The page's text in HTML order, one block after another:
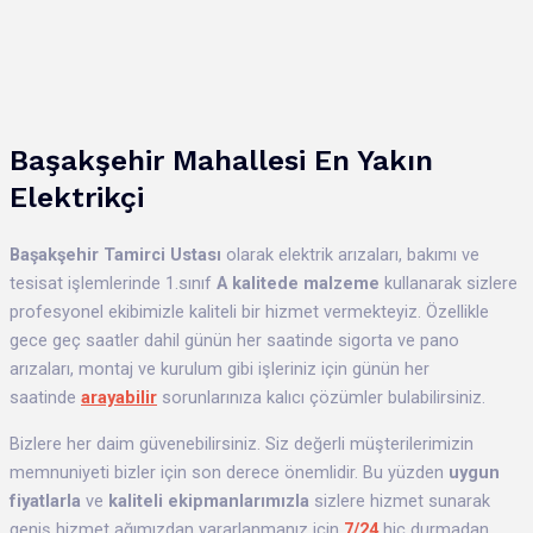
Başakşehir Mahallesi En Yakın
Elektrikçi
Başakşehir Tamirci Ustası olarak elektrik arızaları, bakımı ve
tesisat işlemlerinde 1.sınıf A kalitede malzeme kullanarak sizlere
profesyonel ekibimizle kaliteli bir hizmet vermekteyiz. Özellikle
gece geç saatler dahil günün her saatinde sigorta ve pano
arızaları, montaj ve kurulum gibi işleriniz için günün her
saatinde arayabilir sorunlarınıza kalıcı çözümler bulabilirsiniz.
Bizlere her daim güvenebilirsiniz. Siz değerli müşterilerimizin
memnuniyeti bizler için son derece önemlidir. Bu yüzden uygun
fiyatlarla ve kaliteli ekipmanlarımızla sizlere hizmet sunarak